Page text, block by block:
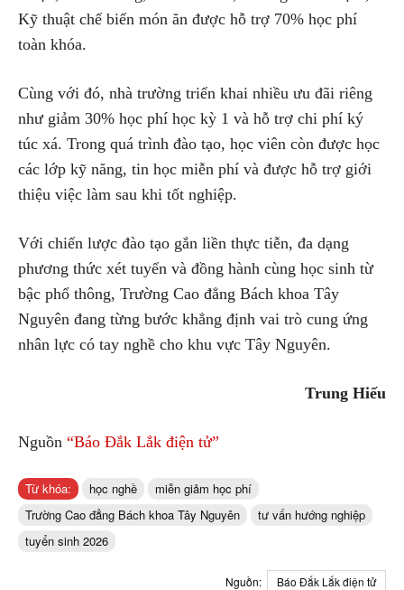
Kỹ thuật chế biến món ăn được hỗ trợ 70% học phí
toàn khóa.
Cùng với đó, nhà trường triển khai nhiều ưu đãi riêng
như giảm 30% học phí học kỳ 1 và hỗ trợ chi phí ký
túc xá. Trong quá trình đào tạo, học viên còn được học
các lớp kỹ năng, tin học miễn phí và được hỗ trợ giới
thiệu việc làm sau khi tốt nghiệp.
Với chiến lược đào tạo gắn liền thực tiễn, đa dạng
phương thức xét tuyển và đồng hành cùng học sinh từ
bậc phổ thông, Trường Cao đẳng Bách khoa Tây
Nguyên đang từng bước khẳng định vai trò cung ứng
nhân lực có tay nghề cho khu vực Tây Nguyên.
Trung Hiếu
Nguồn “Báo Đắk Lắk điện tử”
Từ khóa: học nghề
miễn giảm học phí
Trường Cao đẳng Bách khoa Tây Nguyên
tư vấn hướng nghiệp
tuyển sinh 2026
Nguồn: Báo Đắk Lắk điện tử